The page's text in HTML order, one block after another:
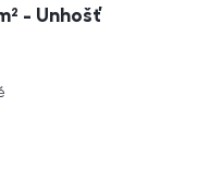
- Unhošť